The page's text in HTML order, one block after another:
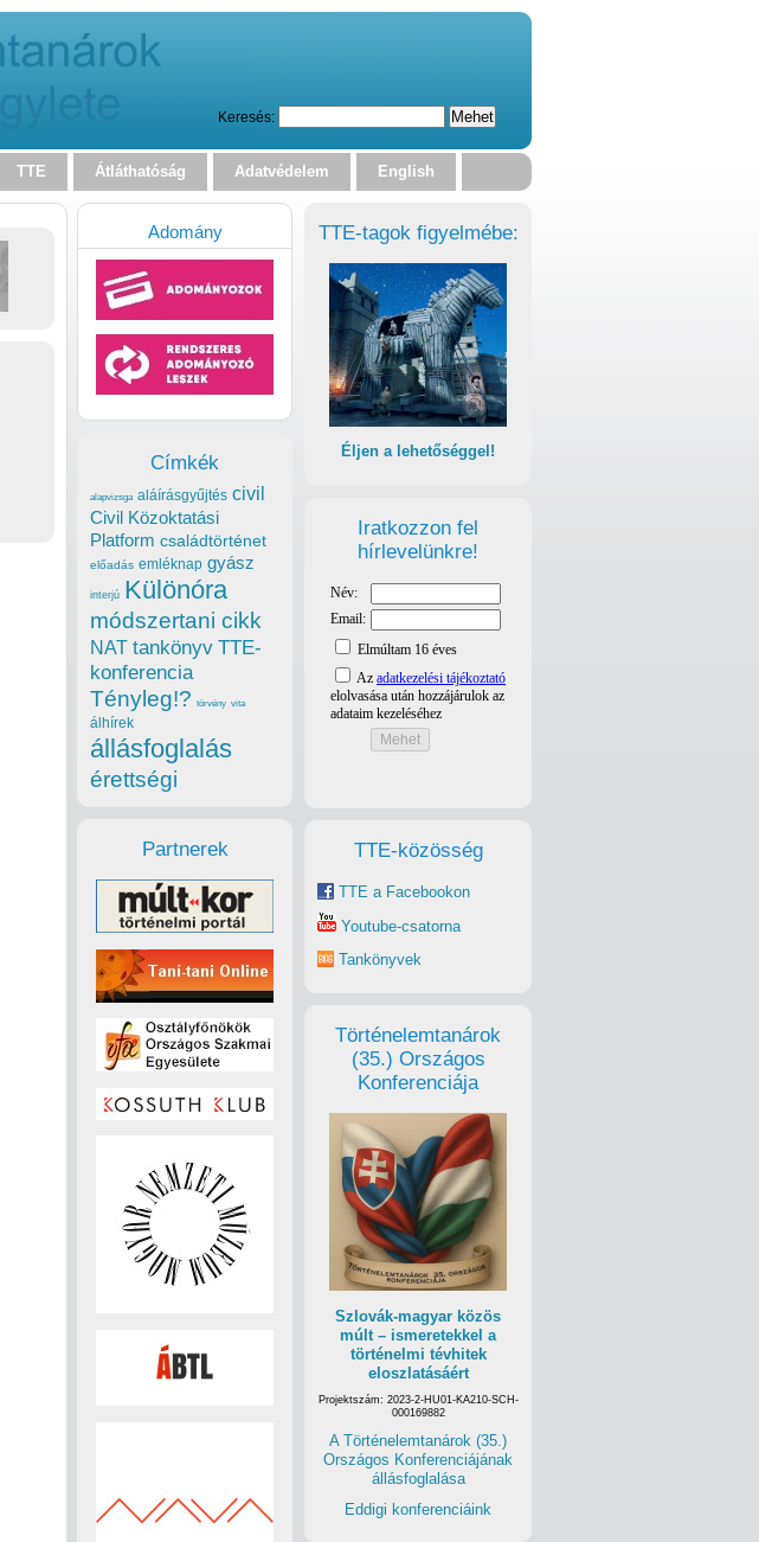
Keresés:
TTE Átláthatóság Adatvédelem English
TTE-tagok figyelmébe:
Éljen a lehetőséggel!
Iratkozzon fel
hírlevelünkre!
TTE-közösség
TTE a Facebookon
Youtube-csatorna
Tankönyvek
Történelemtanárok
(35.) Országos
Konferenciája
Szlovák-magyar közös
múlt – ismeretekkel a
történelmi tévhitek
eloszlatásáért
Projektszám: 2023-2-HU01-KA210-SCH-
000169882
A Történelemtanárok (35.)
Országos Konferenciájának
állásfoglalása
Eddigi konferenciáink
Adomány
Címkék
alapvizsga aláírásgyűjtés civil
Civil Közoktatási
Platform családtörténet
előadás emléknap gyász
interjú Különóra
módszertani cikk
NAT tankönyv TTE-
konferencia
Tényleg!? törvény vita
álhírek
állásfoglalás
érettségi
Partnerek